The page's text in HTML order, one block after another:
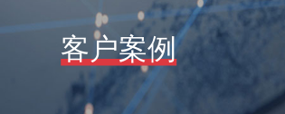
客户案例